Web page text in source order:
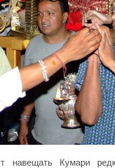
навещать Кумари